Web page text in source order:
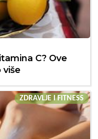
C? Ove
više
ZDRAVLJE I FITNESS